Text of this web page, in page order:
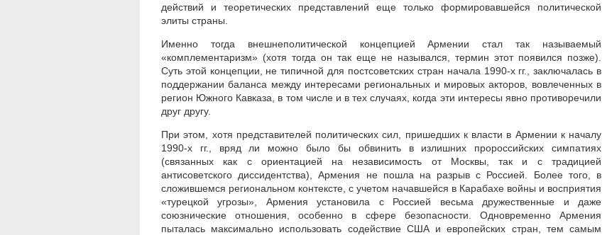
действий и теоретических представлений еще только формировавшейся политической
элиты страны.
Именно тогда внешнеполитической концепцией Армении стал так называемый
«комплементаризм» (хотя тогда он так еще не назывался, термин этот появился позже).
Суть этой концепции, не типичной для постсоветских стран начала 1990-х гг., заключалась в
поддержании баланса между интересами региональных и мировых акторов, вовлеченных в
регион Южного Кавказа, в том числе и в тех случаях, когда эти интересы явно противоречили
друг другу.
При этом, хотя представителей политических сил, пришедших к власти в Армении к началу
1990-х гг., вряд ли можно было бы обвинить в излишних пророссийских симпатиях
(связанных как с ориентацией на независимость от Москвы, так и с традицией
антисоветского диссидентства), Армения не пошла на разрыв с Россией. Более того, в
сложившемся региональном контексте, с учетом начавшейся в Карабахе войны и восприятия
«турецкой угрозы», Армения установила с Россией весьма дружественные и даже
союзнические отношения, особенно в сфере безопасности. Одновременно Армения
пыталась максимально использовать содействие США и европейских стран, тем самым